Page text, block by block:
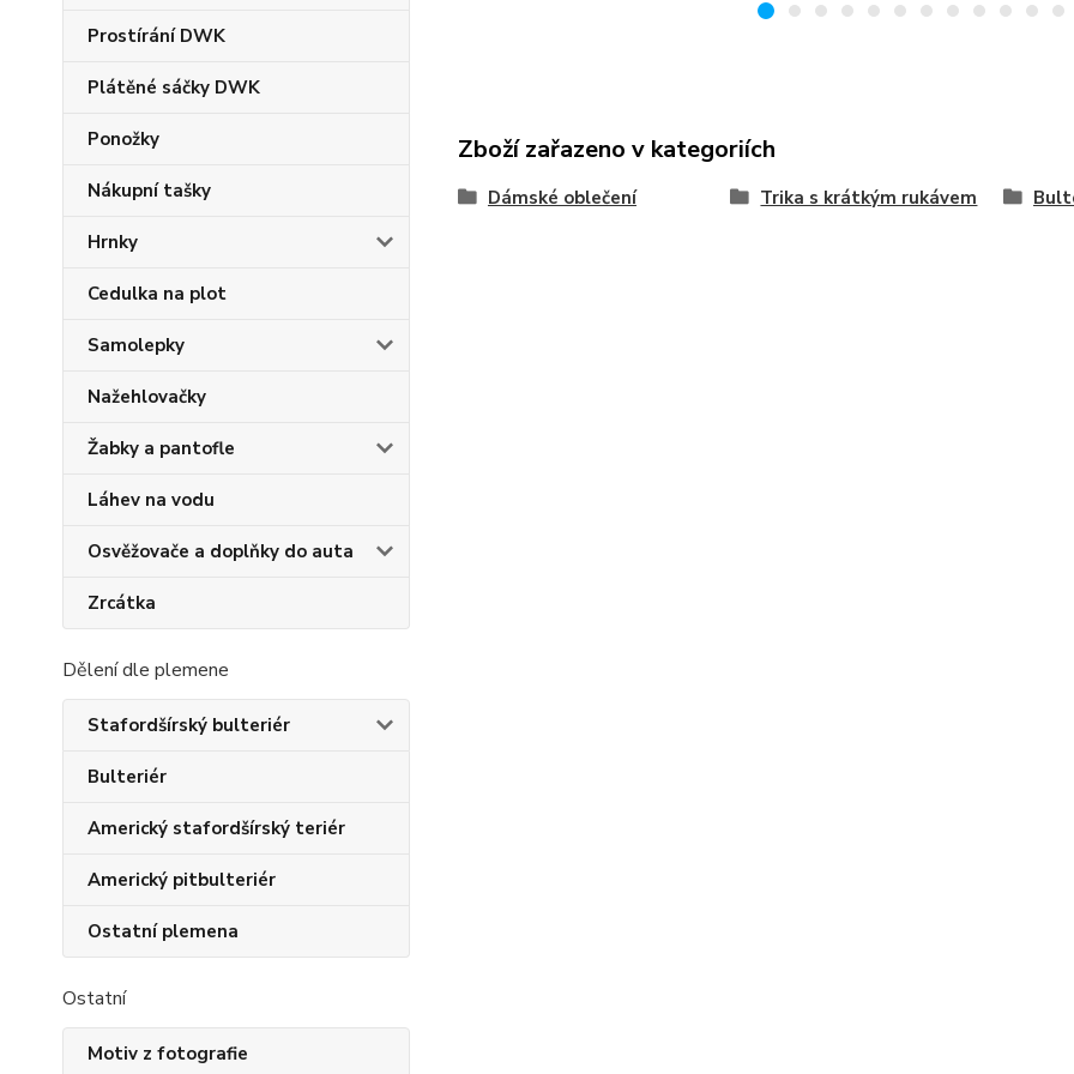
Prostírání DWK
Plátěné sáčky DWK
Ponožky
Nákupní tašky
Hrnky
Cedulka na plot
Samolepky
Nažehlovačky
Žabky a pantofle
Láhev na vodu
Osvěžovače a doplňky do auta
Zrcátka
Dělení dle plemene
Stafordšírský bulteriér
Bulteriér
Americký stafordšírský teriér
Americký pitbulteriér
Ostatní plemena
Ostatní
Motiv z fotografie
Zboží zařazeno v kategoriích
Dámské oblečení Trika s krátkým rukávem